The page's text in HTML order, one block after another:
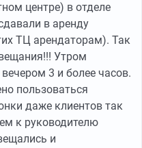
центре) в отделе
в аренду
ТЦ арендаторам). Так
Утром
3 и более часов.
пользоваться
даже клиентов так
к руководителю
и